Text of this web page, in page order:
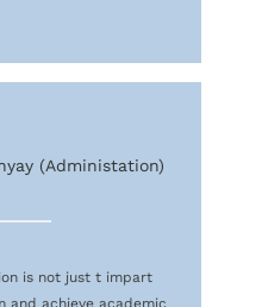
(Administation)
is not just t impart
and achieve academic